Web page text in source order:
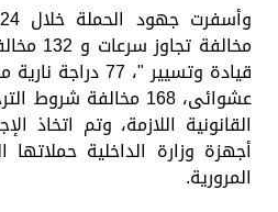
مخالفة
عشوائى، 168 مخالفة
القانونية اللازمة، وتم اتخاذ
أجهزة وزارة الداخلية حملاتها
المرورية.